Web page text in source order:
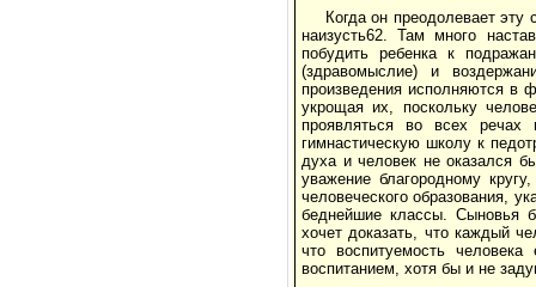
Когда он преодолевает эту
наизусть62. Там много
побудить ребенка к
(здравомыслие) и
произведения исполняются в
укрощая их, поскольку
проявляться во всех речах
гимнастическую школу к
духа и человек не оказался
уважение благородному
человеческого образования,
беднейшие классы. Сыновья
хочет доказать, что каждый
что воспитуемость
воспитанием, хотя бы и не